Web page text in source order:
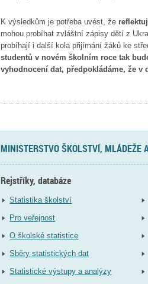
K výsledkům je potřeba uvést, že
mohou probíhat zvláštní zápisy dětí z
probíhají i další kola přijímání žáků ke
studentů v novém školním roce tak
vyhodnocení dat, předpokládáme, že v
MINISTERSTVO ŠKOLSTVÍ, MLÁDEŽE
Rejstříky, databáze
Statistika školství
Pro veřejnost
O školské statistice
Sběry statistických dat
Statistické výstupy a analýzy